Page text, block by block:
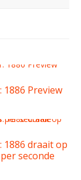
1886 Preview
1886 draait op
seconde